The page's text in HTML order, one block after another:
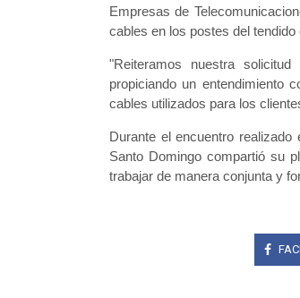
Empresas de
cables en los postes del
"Reiteramos nuestra
propiciando un entendimiento
cables utilizados para los
Durante el encuentro
Santo Domingo compartió su
trabajar de manera conjunta y